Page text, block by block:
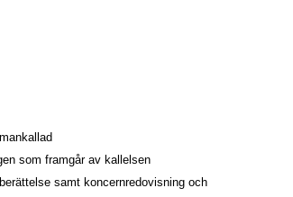
som framgår av kallelsen
samt koncernredovisning och